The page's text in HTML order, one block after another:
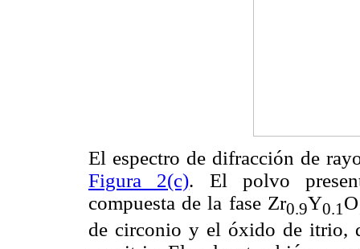
El espectro de difracción de
Figura 2(c). El polvo
compuesta de la fase Zr0.9Y0.1 O
de circonio y el óxido de itrio,